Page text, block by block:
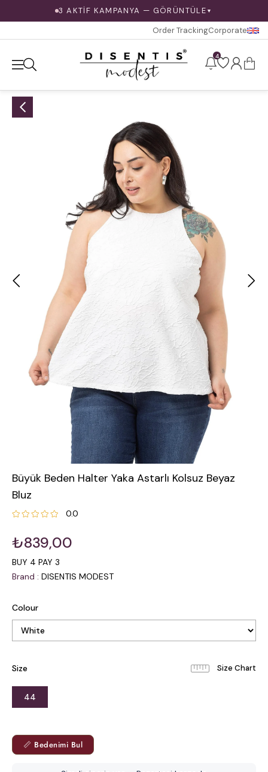
3 AKTİF KAMPANYA — GÖRÜNTÜLE ▼
Order TrackingCorporate
4
Büyük Beden Halter Yaka Astarlı Kolsuz Beyaz
Bluz
0.0
₺839,00
BUY 4 PAY 3
Brand : DISENTIS MODEST
Colour
Size
44
📏 Bedenimi Bul